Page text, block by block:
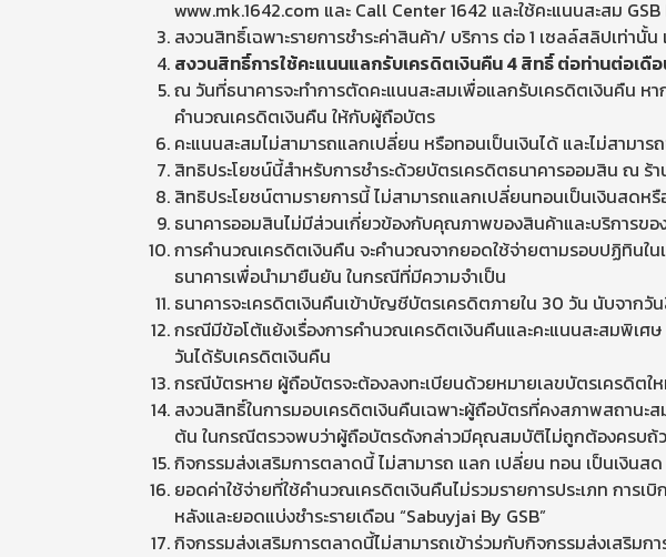
www.mk.1642.com และ Call Center 1642 และใช้คะแนนสะสม
สงวนสิทธิ์เฉพาะรายการชำระค่าสินค้า/ บริการ ต่อ 1 เซลล์สลิปเท่า
สงวนสิทธิ์การใช้คะแนนแลกรับเครดิตเงินคืน 4 สิทธิ์ ต่อท่านต่อเดื
ณ วันที่ธนาคารจะทำการตัดคะแนนสะสมเพื่อแลกรับเครดิตเงินคืน ห
คำนวณเครดิตเงินคืน ให้กับผู้ถือบัตร
คะแนนสะสมไม่สามารถแลกเปลี่ยน หรือทอนเป็นเงินได้ และไม่สามา
สิทธิประโยชน์นี้สำหรับการชำระด้วยบัตรเครดิตธนาคารออมสิน ณ ร้า
สิทธิประโยชน์ตามรายการนี้ ไม่สามารถแลกเปลี่ยนทอนเป็นเงินสดหรื
ธนาคารออมสินไม่มีส่วนเกี่ยวข้องกับคุณภาพของสินค้าและบริการขอ
การคำนวณเครดิตเงินคืน จะคำนวณจากยอดใช้จ่ายตามรอบปฏิทินใน
ธนาคารเพื่อนำมายืนยัน ในกรณีที่มีความจำเป็น
ธนาคารจะเครดิตเงินคืนเข้าบัญชีบัตรเครดิตภายใน 30 วัน นับจากวั
กรณีมีข้อโต้แย้งเรื่องการคำนวณเครดิตเงินคืนและคะแนนสะสมพิเ
วันได้รับเครดิตเงินคืน
กรณีบัตรหาย ผู้ถือบัตรจะต้องลงทะเบียนด้วยหมายเลขบัตรเครดิตใ
สงวนสิทธิ์ในการมอบเครดิตเงินคืนเฉพาะผู้ถือบัตรที่คงสภาพสถานะ
ต้น ในกรณีตรวจพบว่าผู้ถือบัตรดังกล่าวมีคุณสมบัติไม่ถูกต้องครบถ้
กิจกรรมส่งเสริมการตลาดนี้ ไม่สามารถ แลก เปลี่ยน ทอน เป็นเงินส
ยอดค่าใช้จ่ายที่ใช้คำนวณเครดิตเงินคืนไม่รวมรายการประเภท การ
หลังและยอดแบ่งชำระรายเดือน “Sabuyjai By GSB”
กิจกรรมส่งเสริมการตลาดนี้ไม่สามารถเข้าร่วมกับกิจกรรมส่งเสริม